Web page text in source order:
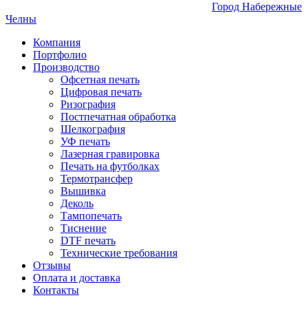
Город Набережные
Челны
Компания
Портфолио
Производство
Офсетная печать
Цифровая печать
Ризография
Постпечатная обработка
Шелкография
УФ печать
Лазерная гравировка
Печать на футболках
Термотрансфер
Вышивка
Деколь
Тампопечать
Тиснение
DTF печать
Технические требования
Отзывы
Оплата и доставка
Контакты